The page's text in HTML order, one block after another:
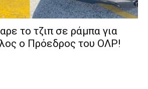
το τζιπ σε ράμπα για
ο Πρόεδρος του ΟΛΡ!